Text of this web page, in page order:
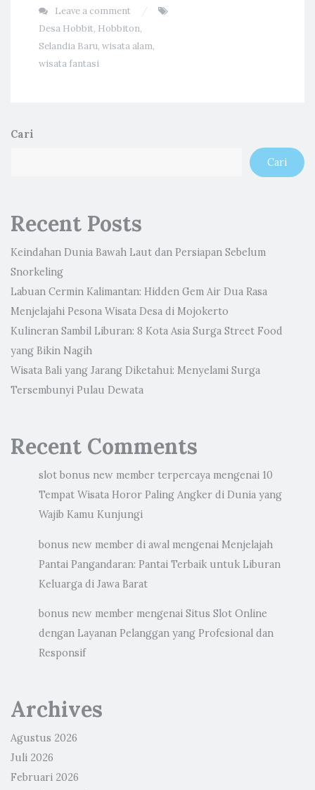
Leave a comment
Desa Hobbit, Hobbiton,
Selandia Baru, wisata alam,
wisata fantasi
Cari
Cari
Recent Posts
Keindahan Dunia Bawah Laut dan Persiapan Sebelum
Snorkeling
Labuan Cermin Kalimantan: Hidden Gem Air Dua Rasa
Menjelajahi Pesona Wisata Desa di Mojokerto
Kulineran Sambil Liburan: 8 Kota Asia Surga Street Food
yang Bikin Nagih
Wisata Bali yang Jarang Diketahui: Menyelami Surga
Tersembunyi Pulau Dewata
Recent Comments
slot bonus new member terpercaya mengenai 10
Tempat Wisata Horor Paling Angker di Dunia yang
Wajib Kamu Kunjungi
bonus new member di awal mengenai Menjelajah
Pantai Pangandaran: Pantai Terbaik untuk Liburan
Keluarga di Jawa Barat
bonus new member mengenai Situs Slot Online
dengan Layanan Pelanggan yang Profesional dan
Responsif
Archives
Agustus 2026
Juli 2026
Februari 2026